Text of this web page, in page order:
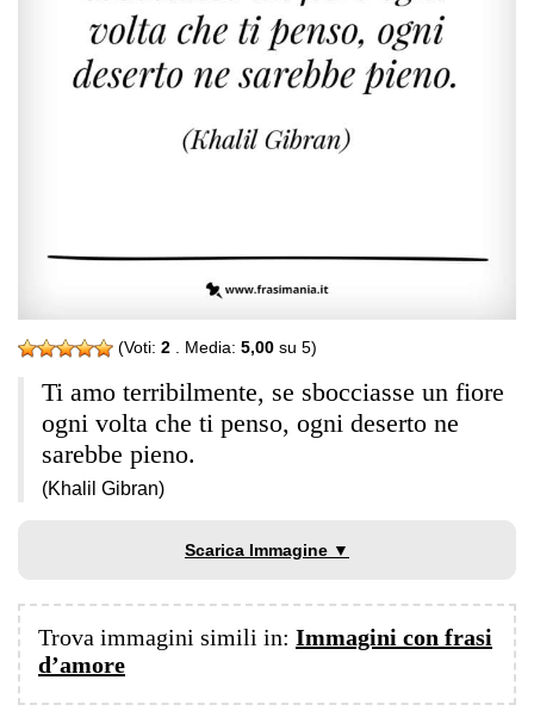
(Voti: 2 . Media: 5,00 su 5)
Ti amo terribilmente, se sbocciasse un fiore
ogni volta che ti penso, ogni deserto ne
sarebbe pieno.
(Khalil Gibran)
Scarica Immagine ▼
Trova immagini simili in: Immagini con frasi
d’amore